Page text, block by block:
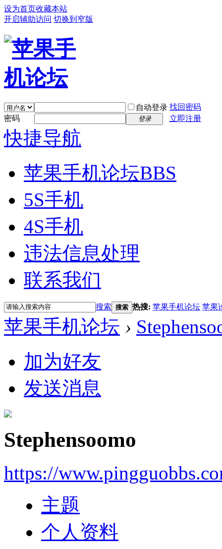
设为首页收藏本站
开启辅助访问 切换到窄版
自动登录 找回密码
密码
登录 立即注册
快捷导航
苹果手机论坛BBS
5S手机
4S手机
违法信息处理
联系我们
搜索 搜索 热搜: 苹果手机论坛 苹果
苹果手机论坛 ›
加为好友
发送消息
Stephensoomo
https://
主题
个人资料